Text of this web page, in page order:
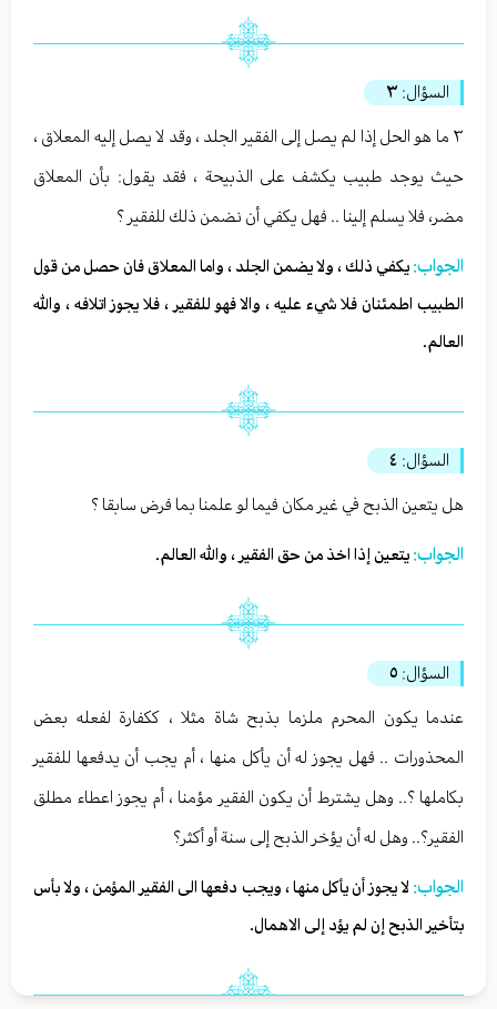
السؤال: ٣
٣ ما هو الحل إذا لم يصل إلى الفقير الجلد ، وقد لا يصل إليه المعلاق ،
حيث يوجد طبيب يكشف على الذبيحة ، فقد يقول: بأن المعلاق
مضر، فلا يسلم إلينا .. فهل يكفي أن نضمن ذلك للفقير ؟
الجواب: يكفي ذلك ، ولا يضمن الجلد ، واما المعلاق فان حصل من قول
الطبيب اطمئنان فلا شيء عليه ، والا فهو للفقير ، فلا يجوز اتلافه ، والله
العالم.
السؤال: ٤
هل يتعين الذبح في غير مكان فيما لو علمنا بما فرض سابقا ؟
الجواب: يتعين إذا اخذ من حق الفقير ، والله العالم.
السؤال: ٥
عندما يكون المحرم ملزما بذبح شاة مثلا ، ككفارة لفعله بعض
المحذورات .. فهل يجوز له أن يأكل منها ، أم يجب أن يدفعها للفقير
بكاملها ؟.. وهل يشترط أن يكون الفقير مؤمنا ، أم يجوز اعطاء مطلق
الفقير؟.. وهل له أن يؤخر الذبح إلى سنة أو أكثر؟
الجواب: لا يجوز أن يأكل منها ، ويجب دفعها الى الفقير المؤمن ، ولا بأس
بتأخير الذبح إن لم يؤد إلى الاهمال.